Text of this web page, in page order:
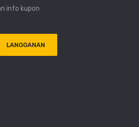
info kupon
LANGGANAN